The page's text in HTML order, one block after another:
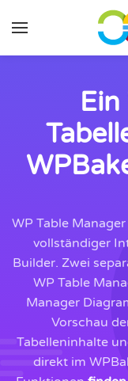
Zum
WP Table
vollständiger
Builder. Zwei
WP Table
Manager
Vorschau
Tabelleninhalte
direkt im